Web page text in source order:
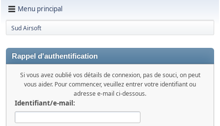
Menu principal
Sud Airsoft
Rappel d'authentification
Si vous avez oublié vos détails de connexion, pas de souci, on peut
vous aider. Pour commencer, veuillez entrer votre identifiant ou
adresse e-mail ci-dessous.
Identifiant/e-mail: